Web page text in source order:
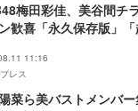
梅田彩佳、美谷間チ
歓喜「永久保存版」「
11:16
レス
菜ら美バストメンバ